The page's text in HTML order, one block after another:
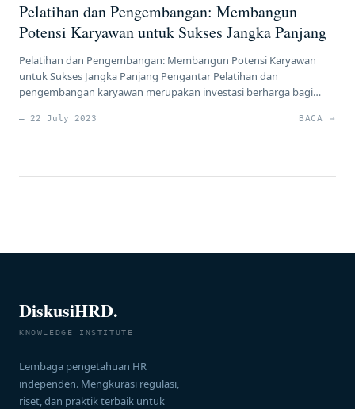
Pelatihan dan Pengembangan: Membangun
Potensi Karyawan untuk Sukses Jangka Panjang
Pelatihan dan Pengembangan: Membangun Potensi Karyawan
untuk Sukses Jangka Panjang Pengantar Pelatihan dan
pengembangan karyawan merupakan investasi berharga bagi
akan mengulas pentingnya pelatihan dan pengembangan dalam
— 22 July 2023 BACA →
DiskusiHRD.
KNOWLEDGE INSTITUTE
Lembaga pengetahuan HR
independen. Mengkurasi regulasi,
riset, dan praktik terbaik untuk